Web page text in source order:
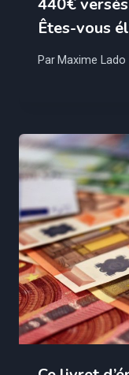
Êtes-vous
Par Maxime Lado